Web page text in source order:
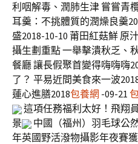
利咽解毒、潤肺生津 嘗嘗青
耳羹：不挑體質的潤燥良羹
盛2018-10-10 莆田紅菇鮮 原
攝生劃重點 一舉擊潰秋乏、
餐廳 讓長假聚首變得嗨嗨嗨
了？ 平易近間美食來一波
蓮心進膳2018包養網 -09-21
這項任務福利太好！飛翔
景
中國（福州）羽毛球公
年英國野活潑物攝影年夜賽